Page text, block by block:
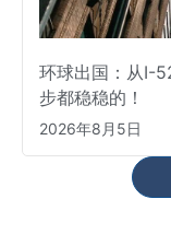
环球出国：从I-
步都稳稳的！
2026年8月5日